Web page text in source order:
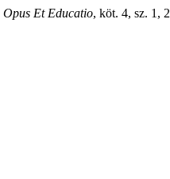
Opus Et Educatio, köt. 4, sz. 1,